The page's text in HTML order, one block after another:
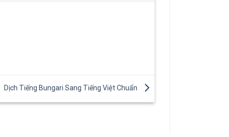
Dịch Tiếng Bungari Sang Tiếng Việt Chuẩn